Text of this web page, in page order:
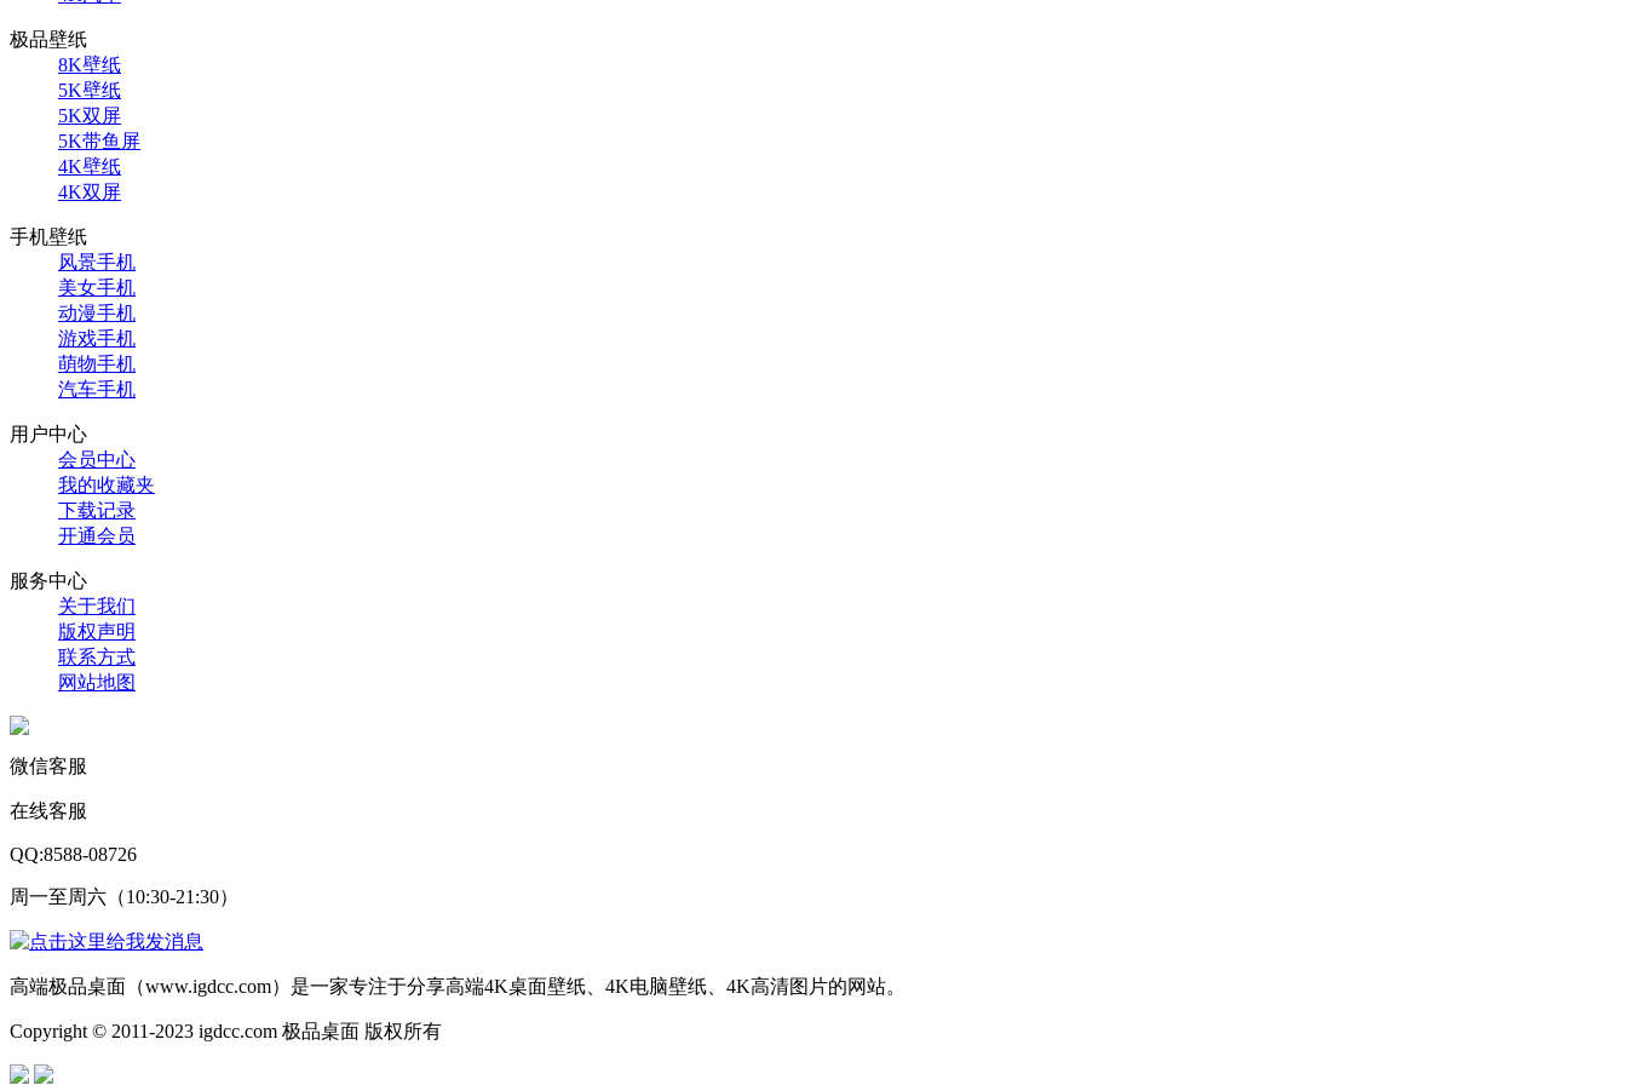
极品壁纸
8K壁纸
5K壁纸
5K双屏
5K带鱼屏
4K壁纸
4K双屏
手机壁纸
风景手机
美女手机
动漫手机
游戏手机
萌物手机
汽车手机
用户中心
会员中心
我的收藏夹
下载记录
开通会员
服务中心
关于我们
版权声明
联系方式
网站地图
微信客服
在线客服
QQ:8588-08726
周一至周六（10:30-21:30）
高端极品桌面（www.igdcc.com）是一家专注于分享高端4K桌面壁纸、4K电脑壁纸、4K高清图片的网站。
Copyright © 2011-2023 igdcc.com 极品桌面 版权所有